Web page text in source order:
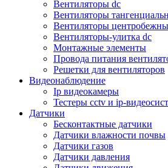
Вентиляторы dc
Вентиляторы
Вентиляторы
Вентиляторы-улитка dc
Монтажные элементы
Провода питания
Решетки для вентиляторов
Видеонаблюдение
Ip видеокамеры
Тестеры cctv и ip-
Датчики
Бесконтактные датчики
Датчики влажности почвы
Датчики газов
Датчики давления